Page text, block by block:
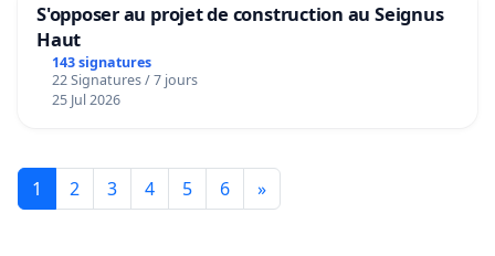
S'opposer au projet de construction au Seignus
Haut
143 signatures
22 Signatures / 7 jours
25 Jul 2026
1 2 3 4 5 6 »